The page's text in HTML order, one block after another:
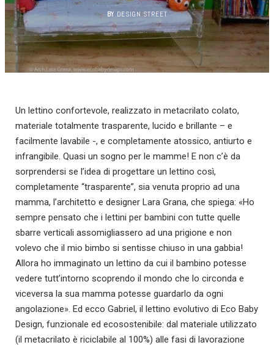
BY DESIGN STREET
Un lettino confortevole, realizzato in metacrilato colato,
materiale totalmente trasparente, lucido e brillante – e
facilmente lavabile -, e completamente atossico, antiurto e
infrangibile. Quasi un sogno per le mamme! E non c’è da
sorprendersi se l’idea di progettare un lettino così,
completamente “trasparente”, sia venuta proprio ad una
mamma, l’architetto e designer Lara Grana, che spiega: «Ho
sempre pensato che i lettini per bambini con tutte quelle
sbarre verticali assomigliassero ad una prigione e non
volevo che il mio bimbo si sentisse chiuso in una gabbia!
Allora ho immaginato un lettino da cui il bambino potesse
vedere tutt’intorno scoprendo il mondo che lo circonda e
viceversa la sua mamma potesse guardarlo da ogni
angolazione». Ed ecco Gabriel, il lettino evolutivo di Eco Baby
Design, funzionale ed ecosostenibile: dal materiale utilizzato
(il metacrilato è riciclabile al 100%) alle fasi di lavorazione